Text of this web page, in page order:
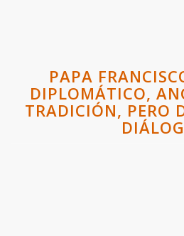
PAPA
DIPLOMÁTICO,
TRADICIÓN, PERO